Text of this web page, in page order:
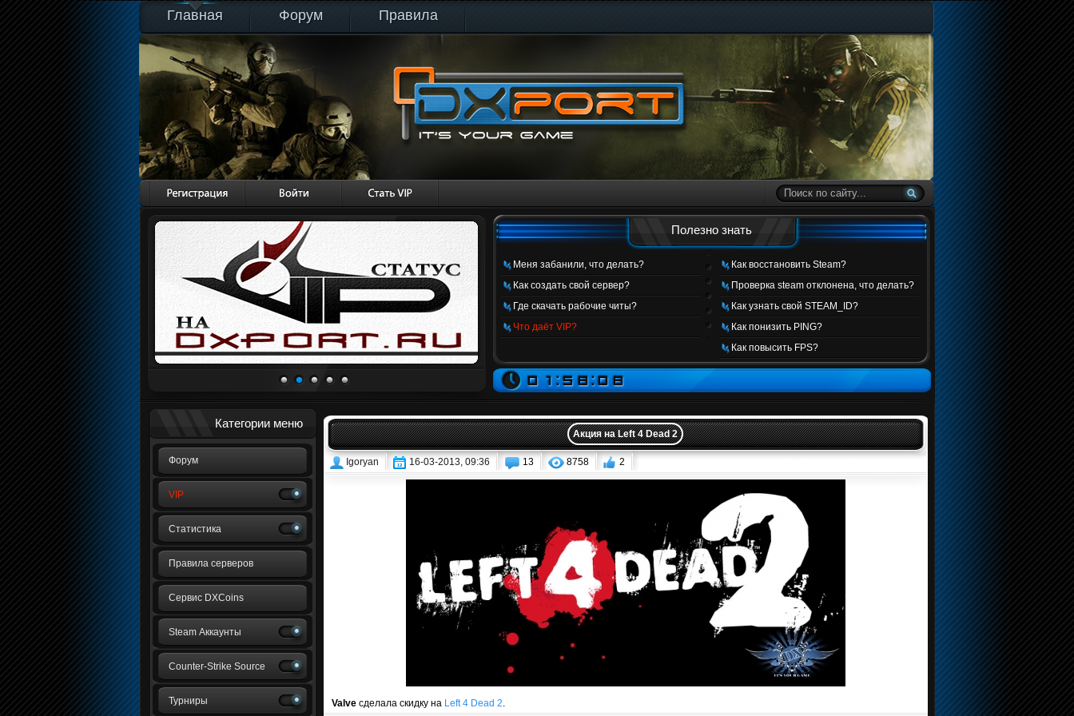
Главная Форум Правила
Полезно знать
Меня забанили, что делать?
Как создать свой сервер?
Где скачать рабочие читы?
Что даёт VIP?
Как восстановить Steam?
Проверка steam отклонена, что делать?
Как узнать свой STEAM_ID?
Как понизить PING?
Как повысить FPS?
Категории меню
Форум
VIP
Статистика
Правила серверов
Сервис DXCoins
Steam Аккаунты
Counter-Strike Source
Турниры
Акция на Left 4 Dead 2
Igoryan 16-03-2013, 09:36 13 8758 2
Valveсделала скидку на Left 4 Dead 2.